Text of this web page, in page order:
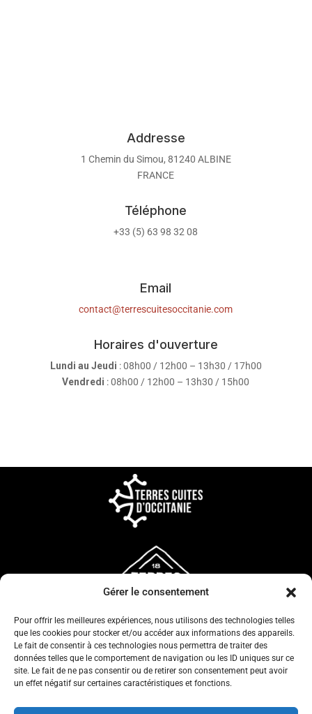
Gérer le consentement
Pour offrir les meilleures expériences, nous utilisons des technologies telles
que les cookies pour stocker et/ou accéder aux informations des appareils.
Le fait de consentir à ces technologies nous permettra de traiter des
données telles que le comportement de navigation ou les ID uniques sur ce
site. Le fait de ne pas consentir ou de retirer son consentement peut avoir
un effet négatif sur certaines caractéristiques et fonctions.
Addresse
1 Chemin du Simou, 81240 ALBINE
FRANCE
Téléphone
+33 (5) 63 98 32 08
Email
contact@terrescuitesoccitanie.com
Horaires d'ouverture
Lundi au Jeudi : 08h00 / 12h00 – 13h30 / 17h00
Vendredi : 08h00 / 12h00 – 13h30 / 15h00
CONFIDENTIALITÉ